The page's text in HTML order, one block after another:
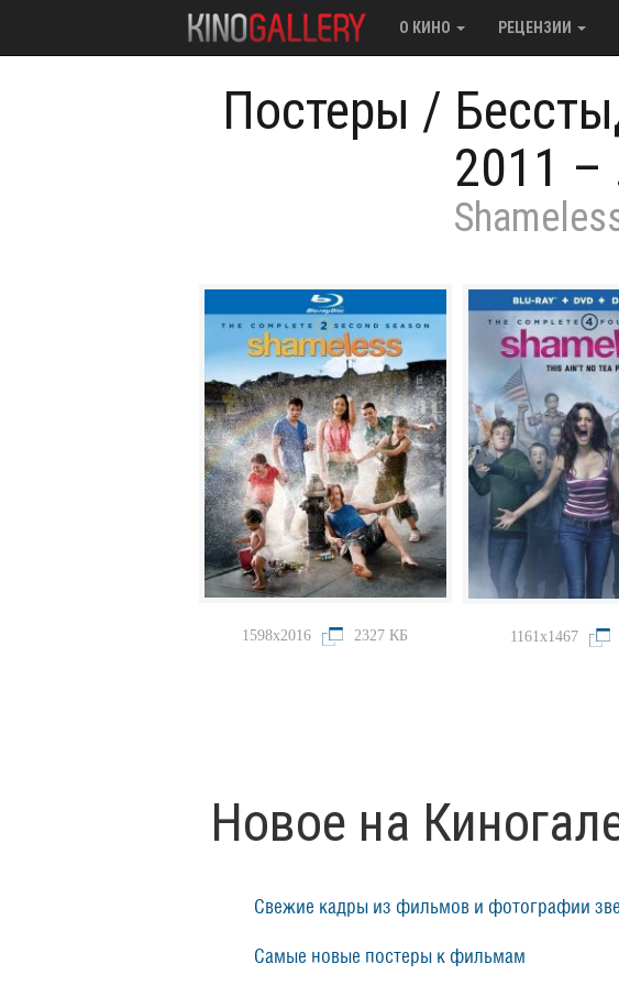
О КИНО РЕЦЕНЗИИ
Постеры /
2011 –
1598x2016 2327 КБ 1161x1467
Новое на
Свежие кадры из фильмов и фотографии
Самые новые постеры к фильмам